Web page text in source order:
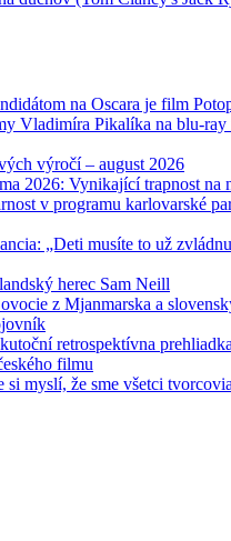
na Oscara je film
Vladimíra Pikalíka na blu-ray
výročí – august 2026
2026: Vynikající trapnost na
v programu karlovarské
„Deti musíte to už
herec Sam Neill
z Mjanmarska a
retrospektívna
filmu
si myslí, že sme všetci tvorcovia